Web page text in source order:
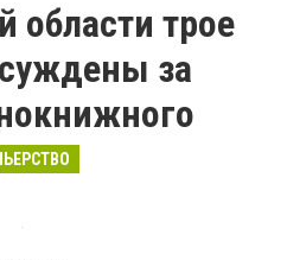
области трое
за